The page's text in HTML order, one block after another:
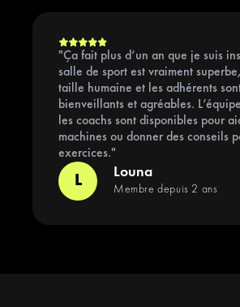
"Ça fait plus d’un an que je suis
salle de sport est vraiment
taille humaine et les adhérents
bienveillants et agréables.
les coachs sont disponibles pour
machines ou donner des conseils
exercices."
L
Louna
Membre depuis 2 ans